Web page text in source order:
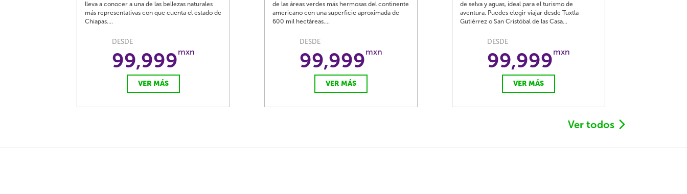
lleva a conocer a una de las bellezas naturales
más representativas con que cuenta el estado de
Chiapas....
DESDE
99,999mxn
VER MÁS
de las áreas verdes más hermosas del continente
americano con una superficie aproximada de
600 mil hectáreas....
DESDE
99,999mxn
VER MÁS
de selva y aguas, ideal para el turismo de
aventura. Puedes elegir viajar desde Tuxtla
Gutiérrez o San Cristóbal de las Casa...
DESDE
99,999mxn
VER MÁS
Ver todos